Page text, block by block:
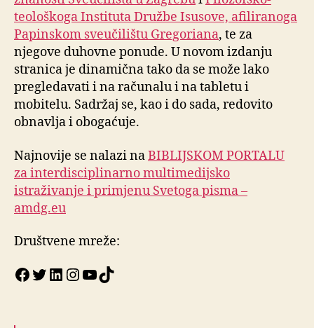
teološkoga Instituta Družbe Isusove, afiliranoga
Papinskom sveučilištu Gregoriana, te za
njegove duhovne ponude. U novomizdanju
stranica je dinamična tako da se može lako
pregledavati i na računalu i na tabletu i
mobitelu. Sadržaj se, kao i do sada, redovito
obnavlja i obogaćuje.
Najnovije se nalazi naBIBLIJSKOM PORTALU
za interdisciplinarno multimedijsko
istraživanje i primjenu Svetoga pisma –
amdg.eu
Društvene mreže:
Facebook
Twitter
LinkedIn
Instagram
YouTube
TikTok